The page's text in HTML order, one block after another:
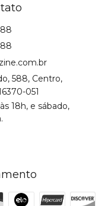
588, Centro,
051
18h, e sábado,